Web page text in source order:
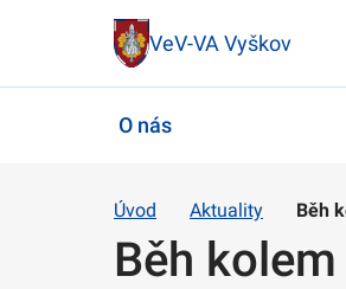
VeV-VA Vyškov
O nás
Úvod Aktuality Běh
Běh